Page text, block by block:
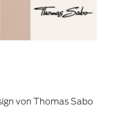
von Thomas Sabo